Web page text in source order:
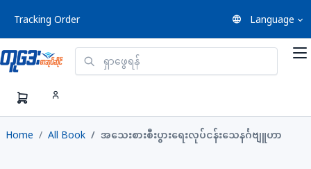
Tracking Order Language
Home All Book အသေးစားစီးပွားရေးလုပ်ငန်းသေနင်္ဂဗျူဟာ